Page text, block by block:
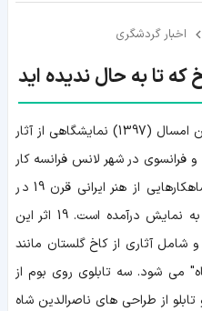
اخبار گردشگری
که تا به حال ندیده اید
هفت فروردین امسال (1397) نمایشگاهی از آثار
فرانسوی در شهر لانس فرانسه کار
خود را آغاز کرد. در این نمایشگاه شاهکارهایی از هنر ایرانی قرن 19 در
شعبه ای از موزه لوور در شهر لانس به نمایش درآمده است. 19 اثر این
شامل آثاری از کاخ گلستان مانند
می شود. سه تابلوی روی بوم از
از طراحی های ناصرالدین شاه